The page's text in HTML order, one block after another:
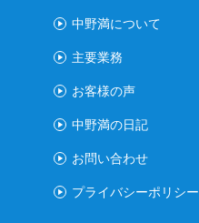
中野満について
主要業務
お客様の声
中野満の日記
お問い合わせ
プライバシーポリシー